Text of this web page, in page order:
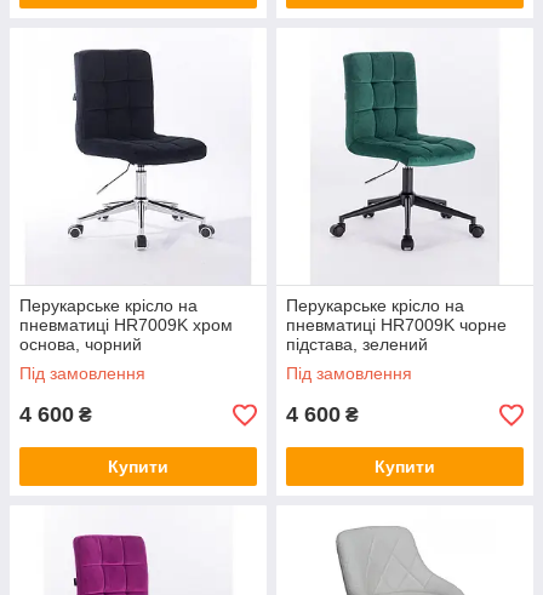
Перукарське крісло на
пневматиці HR7009K хром
основа, чорний
Під замовлення
4 600 ₴
Купити
Перукарське крісло на
пневматиці HR7009K чорне
підстава, зелений
Під замовлення
4 600 ₴
Купити